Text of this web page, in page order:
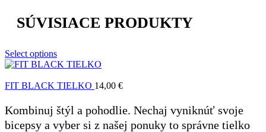
SÚVISIACE PRODUKTY
Select options
FIT BLACK TIELKO 14,00 €
Kombinuj štýl a pohodlie. Nechaj vyniknúť svoje
bicepsy a vyber si z našej ponuky to správne tielko